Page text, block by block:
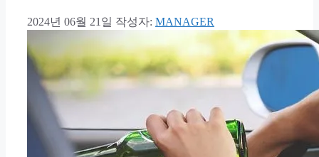
2024년 06월 21일 작성자: MANAGER